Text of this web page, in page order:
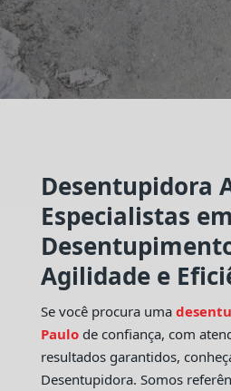
Desentupidora
Especialistas em
Agilidade e
Se você procura uma
Paulo de confiança, com
resultados garantidos,
Desentupidora. Somos